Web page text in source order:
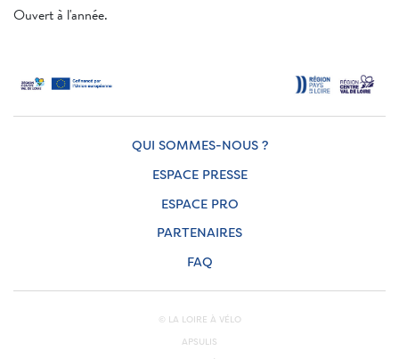
Ouvert à l'année.
QUI SOMMES-NOUS ?
ESPACE PRESSE
ESPACE PRO
PARTENAIRES
FAQ
© LA LOIRE À VÉLO
APSULIS